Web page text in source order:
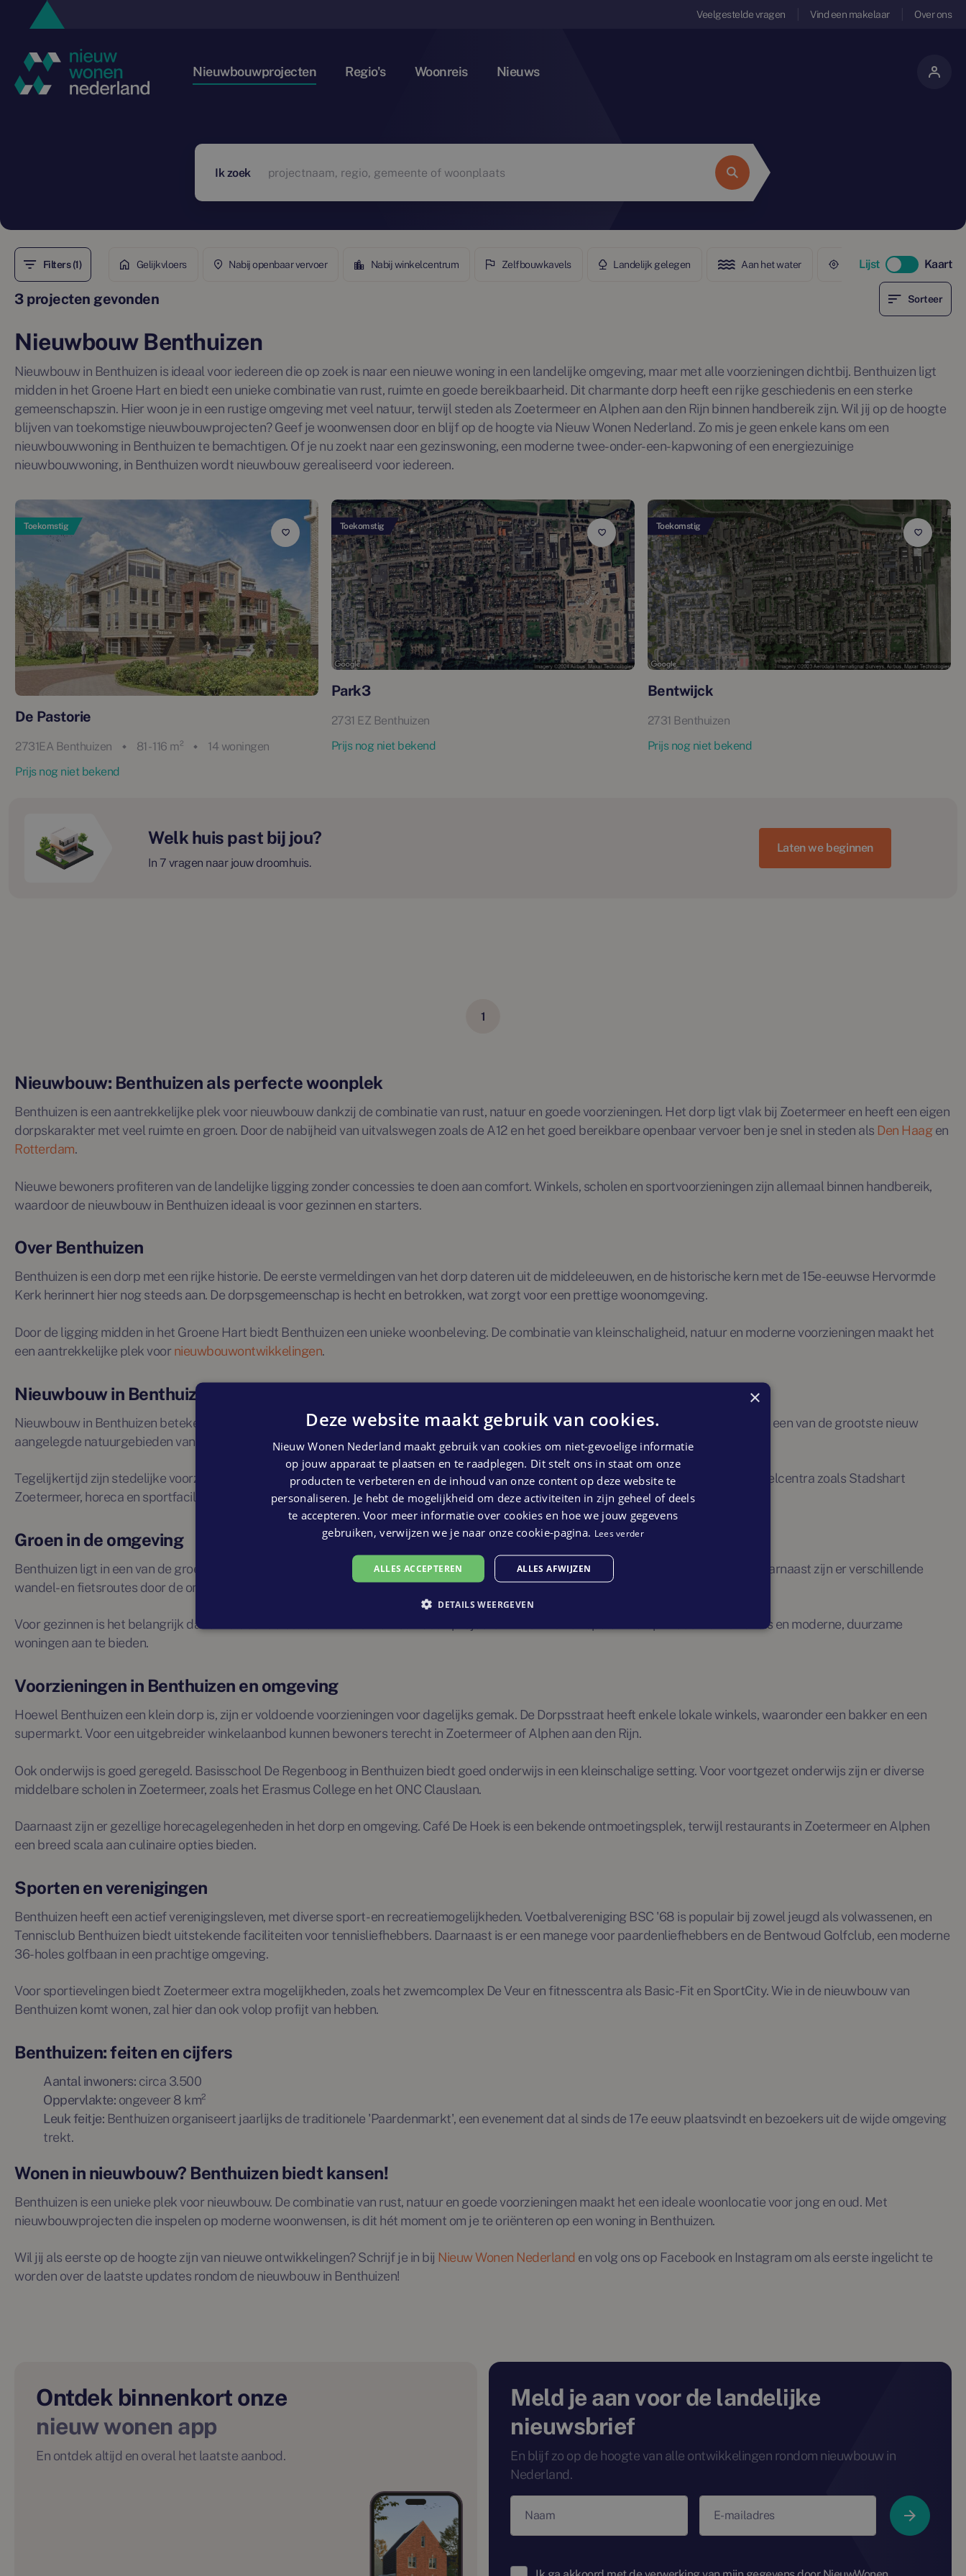
Veelgestelde vragen Vind een makelaar Over ons
Nieuwbouwprojecten Regio's Woonreis Nieuws
Ik zoek
Filters (1) Lijst Kaart
Gelijkvloers Nabij openbaar vervoer Nabij winkelcentrum Zelfbouwkavels Landelijk gelegen Aan het water In het centrum
3 projecten gevonden Sorteer
Nieuwbouw Benthuizen
Nieuwbouw in Benthuizen is ideaal voor iedereen die op zoek is naar een nieuwe woning in een landelijke omgeving, maar met alle voorzieningen dichtbij. Benthuizen ligt
midden in het Groene Hart en biedt een unieke combinatie van rust, ruimte en goede bereikbaarheid. Dit charmante dorp heeft een rijke geschiedenis en een sterke
gemeenschapszin. Hier woon je in een rustige omgeving met veel natuur, terwijl steden als Zoetermeer en Alphen aan den Rijn binnen handbereik zijn. Wil jij op de hoogte
blijven van toekomstige nieuwbouwprojecten? Geef je woonwensen door en blijf op de hoogte via Nieuw Wonen Nederland. Zo mis je geen enkele kans om een
nieuwbouwwoning in Benthuizen te bemachtigen. Of je nu zoekt naar een gezinswoning, een moderne twee-onder-een-kapwoning of een energiezuinige
nieuwbouwwoning, in Benthuizen wordt nieuwbouw gerealiseerd voor iedereen.
Toekomstig
De Pastorie
2731EA Benthuizen 81 - 116 m²
14 woningen
Prijs nog niet bekend
Toekomstig
Park3
2731 EZ Benthuizen
Prijs nog niet bekend
Toekomstig
Bentwijck
2731 Benthuizen
Prijs nog niet bekend
Welk huis past bij jou?
In 7 vragen naar jouw droomhuis.
Laten we beginnen
1
Nieuwbouw: Benthuizen als perfecte woonplek
Benthuizen is een aantrekkelijke plek voor nieuwbouw dankzij de combinatie van rust, natuur en goede voorzieningen. Het dorp ligt vlak bij Zoetermeer en heeft een eigen
dorpskarakter met veel ruimte en groen. Door de nabijheid van uitvalswegen zoals de A12 en het goed bereikbare openbaar vervoer ben je snel in steden als Den Haagen
Rotterdam.
Nieuwe bewoners profiteren van de landelijke ligging zonder concessies te doen aan comfort. Winkels, scholen en sportvoorzieningen zijn allemaal binnen handbereik,
waardoor de nieuwbouw in Benthuizen ideaal is voor gezinnen en starters.
Over Benthuizen
Benthuizen is een dorp met een rijke historie. De eerste vermeldingen van het dorp dateren uit de middeleeuwen, en de historische kern met de 15e-eeuwse Hervormde
Kerk herinnert hier nog steeds aan. De dorpsgemeenschap is hecht en betrokken, wat zorgt voor een prettige woonomgeving.
Door de ligging midden in het Groene Hart biedt Benthuizen een unieke woonbeleving. De combinatie van kleinschaligheid, natuur en moderne voorzieningen maakt het
een aantrekkelijke plek voor nieuwbouwontwikkelingen.
Nieuwbouw in Benthuizen: landelijk wonen met stadse gemakken
Nieuwbouw in Benthuizen betekent wonen in een rustige omgeving, met volop ruimte voor gezinnen en natuurliefhebbers. Het Bentwoud, een van de grootste nieuw
aangelegde natuurgebieden van Nederland, ligt direct naast het dorp en biedt talloze wandel-, fiets- en ruiterroutes.
Tegelijkertijd zijn stedelijke voorzieningen binnen handbereik. Zoetermeer ligt op slechts enkele minuten rijden en biedt uitgebreide winkelcentra zoals Stadshart
Zoetermeer, horeca en sportfaciliteiten zoals SnowWorld en Ayers Rock.
Groen in de omgeving
Benthuizen ligt in een van de groenste gebieden van Zuid-Holland. Het Bentwoud is een populaire plek voor recreatie en ontspanning. Daarnaast zijn er verschillende
wandel- en fietsroutes door de omliggende polders, ideaal voor liefhebbers van buitenactiviteiten.
Voor gezinnen is het belangrijk dat er voldoende buitenruimte is. De nieuwbouwprojecten in Benthuizen spelen hierop in door ruime kavels en moderne, duurzame
woningen aan te bieden.
Voorzieningen in Benthuizen en omgeving
Hoewel Benthuizen een klein dorp is, zijn er voldoende voorzieningen voor dagelijks gemak. De Dorpsstraat heeft enkele lokale winkels, waaronder een bakker en een
supermarkt. Voor een uitgebreider winkelaanbod kunnen bewoners terecht in Zoetermeer of Alphen aan den Rijn.
Ook onderwijs is goed geregeld. Basisschool De Regenboog in Benthuizen biedt goed onderwijs in een kleinschalige setting. Voor voortgezet onderwijs zijn er diverse
middelbare scholen in Zoetermeer, zoals het Erasmus College en het ONC Clauslaan.
Daarnaast zijn er gezellige horecagelegenheden in het dorp en omgeving. Café De Hoek is een bekende ontmoetingsplek, terwijl restaurants in Zoetermeer en Alphen
een breed scala aan culinaire opties bieden.
Sporten en verenigingen
Benthuizen heeft een actief verenigingsleven, met diverse sport- en recreatiemogelijkheden. Voetbalvereniging BSC '68 is populair bij zowel jeugd als volwassenen, en
Tennisclub Benthuizen biedt uitstekende faciliteiten voor tennisliefhebbers. Daarnaast is er een manege voor paardenliefhebbers en de Bentwoud Golfclub, een moderne
36-holes golfbaan in een prachtige omgeving.
Voor sportievelingen biedt Zoetermeer extra mogelijkheden, zoals het zwemcomplex De Veur en fitnesscentra als Basic-Fit en SportCity. Wie in de nieuwbouw van
Benthuizen komt wonen, zal hier dan ook volop profijt van hebben.
Benthuizen: feiten en cijfers
Aantal inwoners: circa 3.500
Oppervlakte: ongeveer 8 km²
Leuk feitje: Benthuizen organiseert jaarlijks de traditionele 'Paardenmarkt', een evenement dat al sinds de 17e eeuw plaatsvindt en bezoekers uit de wijde omgeving
trekt.
Wonen in nieuwbouw? Benthuizen biedt kansen!
Benthuizen is een unieke plek voor nieuwbouw. De combinatie van rust, natuur en goede voorzieningen maakt het een ideale woonlocatie voor jong en oud. Met
nieuwbouwprojecten die inspelen op moderne woonwensen, is dit hét moment om je te oriënteren op een woning in Benthuizen.
Wil jij als eerste op de hoogte zijn van nieuwe ontwikkelingen? Schrijf je in bij Nieuw Wonen Nederland en volg ons op Facebook en Instagram om als eerste ingelicht te
worden over de laatste updates rondom de nieuwbouw in Benthuizen!
Ontdek binnenkort onze
nieuw wonen app
En ontdek altijd en overal het laatste aanbod.
Meld je aan voor de landelijke
nieuwsbrief
En blijf zo op de hoogte van alle ontwikkelingen rondom nieuwbouw in
Nederland.
Naam E-mailadres
×
Deze website maakt gebruik van cookies.
Nieuw Wonen Nederland maakt gebruik van cookies om niet-gevoelige informatie
op jouw apparaat te plaatsen en te raadplegen. Dit stelt ons in staat om onze
producten te verbeteren en de inhoud van onze content op deze website te
personaliseren. Je hebt de mogelijkheid om deze activiteiten in zijn geheel of deels
te accepteren. Voor meer informatie over cookies en hoe we jouw gegevens
gebruiken, verwijzen we je naar onze cookie-pagina. Lees verder
ALLES ACCEPTEREN ALLES AFWIJZEN
DETAILS WEERGEVEN